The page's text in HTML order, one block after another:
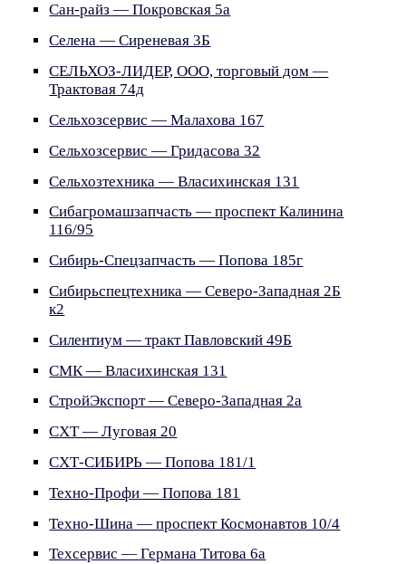
Сан-райз — Покровская 5а
Селена — Сиреневая 3Б
СЕЛЬХОЗ-ЛИДЕР, ООО, торговый дом —
Трактовая 74д
Сельхозсервис — Малахова 167
Сельхозсервис — Гридасова 32
Сельхозтехника — Власихинская 131
Сибагромашзапчасть — проспект Калинина
116/95
Сибирь-Спецзапчасть — Попова 185г
Сибирьспецтехника — Северо-Западная 2Б
к2
Силентиум — тракт Павловский 49Б
СМК — Власихинская 131
СтройЭкспорт — Северо-Западная 2а
СХТ — Луговая 20
СХТ-СИБИРЬ — Попова 181/1
Техно-Профи — Попова 181
Техно-Шина — проспект Космонавтов 10/4
Техсервис — Германа Титова 6а